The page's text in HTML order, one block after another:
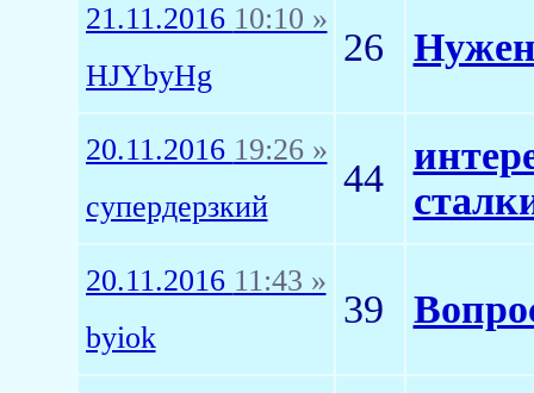
21.11.2016 10:10 »
HJYbyHg
26 Нужен
20.11.2016 19:26 »
супердерзкий
44
20.11.2016 11:43 »
byiok
39